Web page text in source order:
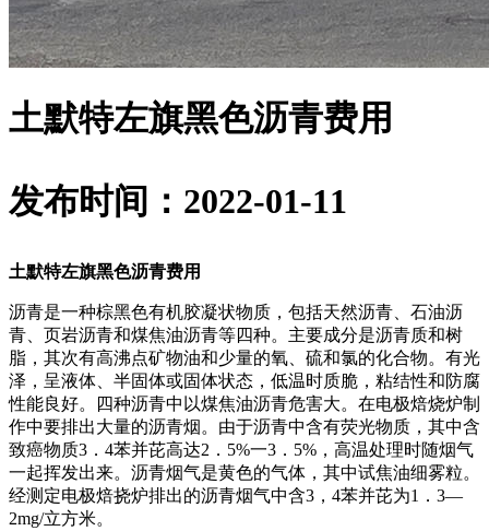
土默特左旗黑色沥青费用
发布时间：2022-01-11
土默特左旗黑色沥青费用
沥青是一种棕黑色有机胶凝状物质，包括天然沥青、石油沥
青、页岩沥青和煤焦油沥青等四种。主要成分是沥青质和树
脂，其次有高沸点矿物油和少量的氧、硫和氯的化合物。有光
泽，呈液体、半固体或固体状态，低温时质脆，粘结性和防腐
性能良好。四种沥青中以煤焦油沥青危害大。在电极焙烧炉制
作中要排出大量的沥青烟。由于沥青中含有荧光物质，其中含
致癌物质3．4苯并芘高达2．5%一3．5%，高温处理时随烟气
一起挥发出来。沥青烟气是黄色的气体，其中试焦油细雾粒。
经测定电极焙挠炉排出的沥青烟气中含3，4苯并芘为1．3—
2mg/立方米。